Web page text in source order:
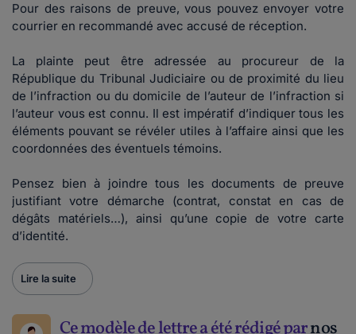
Pour des raisons de preuve, vous pouvez envoyer votre
courrier en recommandé avec accusé de réception.
La plainte peut être adressée au procureur de la
République du Tribunal Judiciaire ou de proximité du lieu
de l’infraction ou du domicile de l’auteur de l’infraction si
l’auteur vous est connu. Il est impératif d’indiquer tous les
éléments pouvant se révéler utiles à l’affaire ainsi que les
coordonnées des éventuels témoins.
Pensez bien à joindre tous les documents de preuve
justifiant votre démarche (contrat, constat en cas de
dégâts matériels…), ainsi qu’une copie de votre carte
d’identité.
Lire la suite
Ce modèle de lettre a été rédigé parnos